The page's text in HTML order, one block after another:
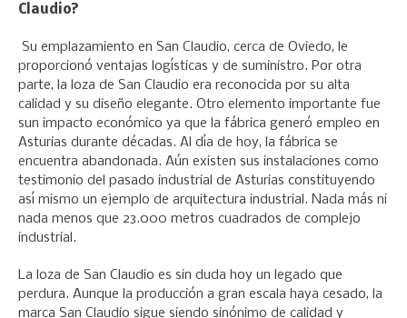
Claudio?
Su emplazamiento en San Claudio, cerca de Oviedo, le
proporcionó ventajas logísticas y de suministro. Por otra
parte, la loza de San Claudio era reconocida por su alta
calidad y su diseño elegante. Otro elemento importante fue
sun impacto económico ya que la fábrica generó empleo en
Asturias durante décadas. Al día de hoy, la fábrica se
encuentra abandonada. Aún existen sus instalaciones como
testimonio del pasado industrial de Asturias constituyendo
así mismo un ejemplo de arquitectura industrial. Nada más ni
nada menos que 23.000 metros cuadrados de complejo
industrial.
La loza de San Claudio es sin duda hoy un legado que
perdura. Aunque la producción a gran escala haya cesado, la
marca San Claudio sigue siendo sinónimo de calidad y